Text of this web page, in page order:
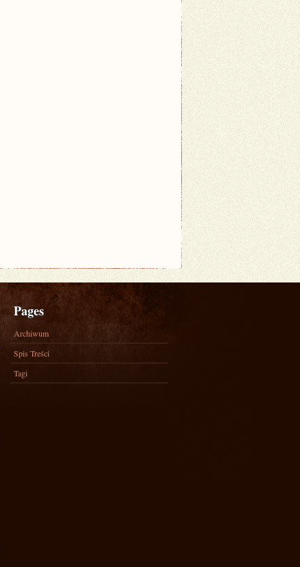
Pages
Archiwum
Spis Treści
Tagi